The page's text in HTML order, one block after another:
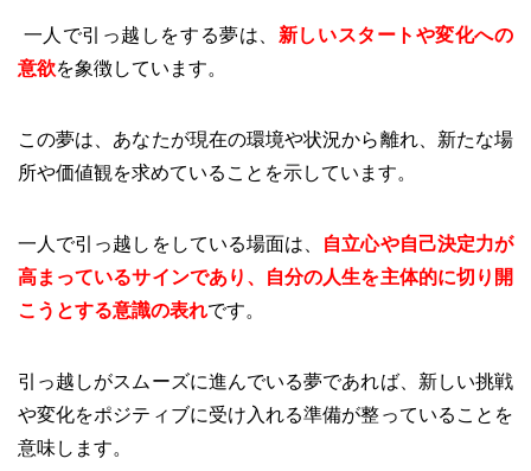
一人で引っ越しをする夢は、 新しいスタートや変化への
意欲を象徴しています。
この夢は、あなたが現在の環境や状況から離れ、新たな場
所や価値観を求めていることを示しています。
一人で引っ越しをしている場面は、
自立心や自己決定力が
高まっているサインであり、自分の人生を主体的に切り開
こうとする意識の表れです。
引っ越しがスムーズに進んでいる夢であれば、新しい挑戦
や変化をポジティブに受け入れる準備が整っていることを
意味します。